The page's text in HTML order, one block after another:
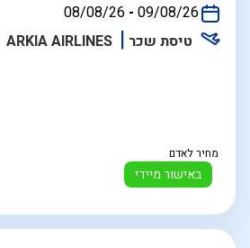
בין
התאריכים,
08/08/26 - 09/08/26
טיסת שכר
ARKIA AIRLINES
באישור מיידי
מחיר לאדם